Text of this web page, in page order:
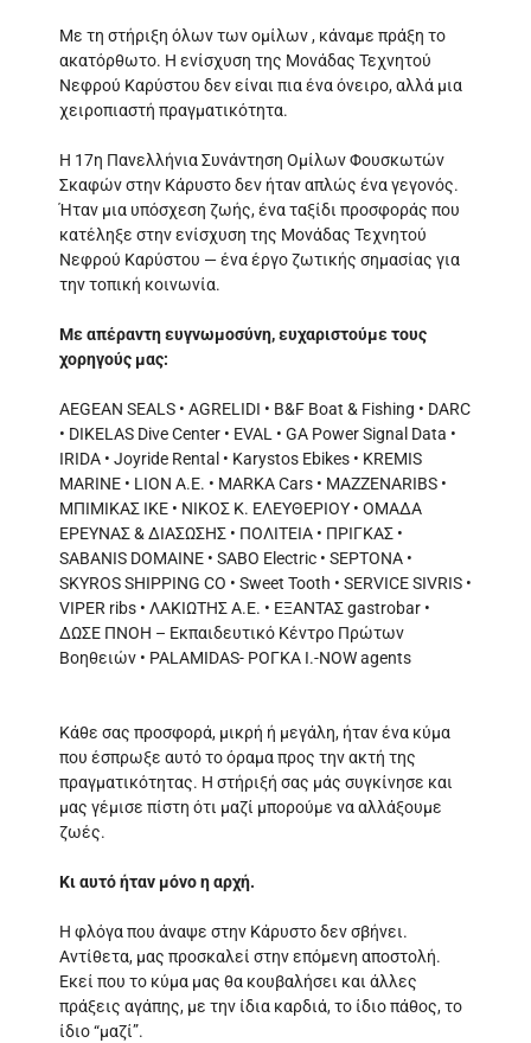
Με τη στήριξη όλων των ομίλων , κάναμε πράξη το
ακατόρθωτο. Η ενίσχυση της Μονάδας Τεχνητού
Νεφρού Καρύστου δεν είναι πια ένα όνειρο, αλλά μια
χειροπιαστή πραγματικότητα.
Η 17η Πανελλήνια Συνάντηση Ομίλων Φουσκωτών
Σκαφών στην Κάρυστο δεν ήταν απλώς ένα γεγονός.
Ήταν μια υπόσχεση ζωής, ένα ταξίδι προσφοράς που
κατέληξε στην ενίσχυση της Μονάδας Τεχνητού
Νεφρού Καρύστου — ένα έργο ζωτικής σημασίας για
την τοπική κοινωνία.
Με απέραντη ευγνωμοσύνη, ευχαριστούμε τους
χορηγούς μας:
AEGEAN SEALS • AGRELIDI • B&F Boat & Fishing • DARC
• DIKELAS Dive Center • EVAL • GA Power Signal Data •
IRIDA • Joyride Rental • Karystos Ebikes • KREMIS
MARINE • LION A.E. • MARKA Cars • MAZZENARIBS •
ΜΠΙΜΙΚΑΣ ΙΚΕ • ΝΙΚΟΣ Κ. ΕΛΕΥΘΕΡΙΟΥ • ΟΜΑΔΑ
ΕΡΕΥΝΑΣ & ΔΙΑΣΩΣΗΣ • ΠΟΛΙΤΕΙΑ • ΠΡΙΓΚΑΣ •
SABANIS DOMAINE • SABO Electric • SEPTONA •
SKYROS SHIPPING CO • Sweet Tooth • SERVICE SIVRIS •
VIPER ribs • ΛΑΚΙΩΤΗΣ Α.Ε. • ΕΞΑΝΤΑΣ gastrobar •
ΔΩΣΕ ΠΝΟΗ – Εκπαιδευτικό Κέντρο Πρώτων
Βοηθειών • PALAMIDAS- ΡΟΓΚΑ Ι.-NOW agents
Κάθε σας προσφορά, μικρή ή μεγάλη, ήταν ένα κύμα
που έσπρωξε αυτό το όραμα προς την ακτή της
πραγματικότητας. Η στήριξή σας μάς συγκίνησε και
μας γέμισε πίστη ότι μαζί μπορούμε να αλλάξουμε
ζωές.
Κι αυτό ήταν μόνο η αρχή.
Η φλόγα που άναψε στην Κάρυστο δεν σβήνει.
Αντίθετα, μας προσκαλεί στην επόμενη αποστολή.
Εκεί που το κύμα μας θα κουβαλήσει και άλλες
πράξεις αγάπης, με την ίδια καρδιά, το ίδιο πάθος, το
ίδιο “μαζί”.